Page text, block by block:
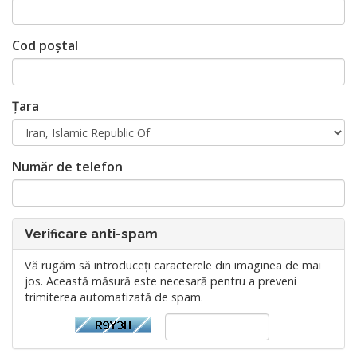
Cod poștal
Țara
Număr de telefon
Verificare anti-spam
Vă rugăm să introduceți caracterele din imaginea de mai
jos. Această măsură este necesară pentru a preveni
trimiterea automatizată de spam.